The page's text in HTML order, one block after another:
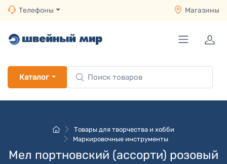
Телефоны Магазины
Каталог
Товары для творчества и хобби
Маркировочные инструменты
Мел портновский (ассорти) розовый